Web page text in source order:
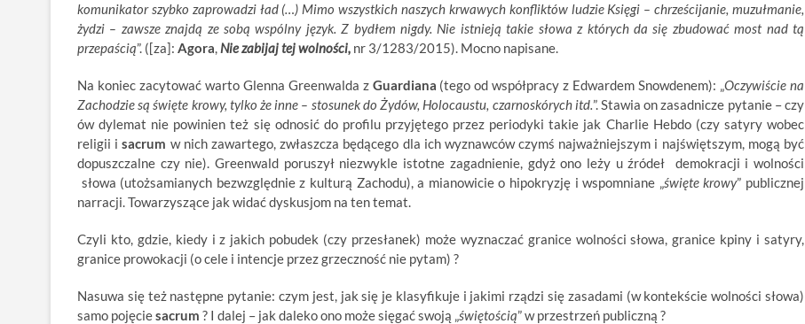
komunikator szybko zaprowadzi ład (…) Mimo wszystkich naszych krwawych konfliktów ludzie Księgi – chrześcijanie, muzułmanie,
żydzi – zawsze znajdą ze sobą wspólny język. Z bydłem nigdy. Nie istnieją takie słowa z których da się zbudować most nad tą
przepaścią”. ([za]: Agora,Nie zabijaj tej wolności, nr 3/1283/2015). Mocno napisane.
Na koniec zacytować warto Glenna Greenwalda z Guardiana (tego od współpracy z Edwardem Snowdenem): „Oczywiście na
Zachodzie są święte krowy, tylko że inne – stosunek do Żydów, Holocaustu, czarnoskórych itd.”. Stawia on zasadnicze pytanie – czy
ów dylemat nie powinien też się odnosić do profilu przyjętego przez periodyki takie jak Charlie Hebdo (czy satyry wobec
religii isacrum w nich zawartego, zwłaszcza będącego dla ich wyznawców czymś najważniejszym i najświętszym, mogą być
dopuszczalne czy nie). Greenwald poruszył niezwykle istotne zagadnienie, gdyż ono leży u źródeł demokracji i wolności
słowa (utożsamianych bezwzględnie z kulturą Zachodu), a mianowicie o hipokryzję i wspomniane „święte krowy” publicznej
narracji. Towarzyszące jak widać dyskusjom na ten temat.
Czyli kto, gdzie, kiedy i z jakich pobudek (czy przesłanek) może wyznaczać granice wolności słowa, granice kpiny i satyry,
granice prowokacji (o cele i intencje przez grzeczność nie pytam) ?
Nasuwa się też następne pytanie: czym jest, jak się je klasyfikuje i jakimi rządzi się zasadami (w kontekście wolności słowa)
samo pojęciesacrum ? I dalej – jak daleko ono może sięgać swoją „świętością” w przestrzeń publiczną ?